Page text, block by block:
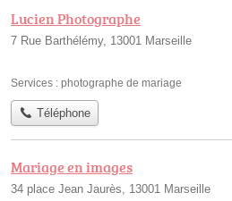
Lucien Photographe
7 Rue Barthélémy, 13001 Marseille
Services : photographe de mariage
Téléphone
Mariage en images
34 place Jean Jaurès, 13001 Marseille